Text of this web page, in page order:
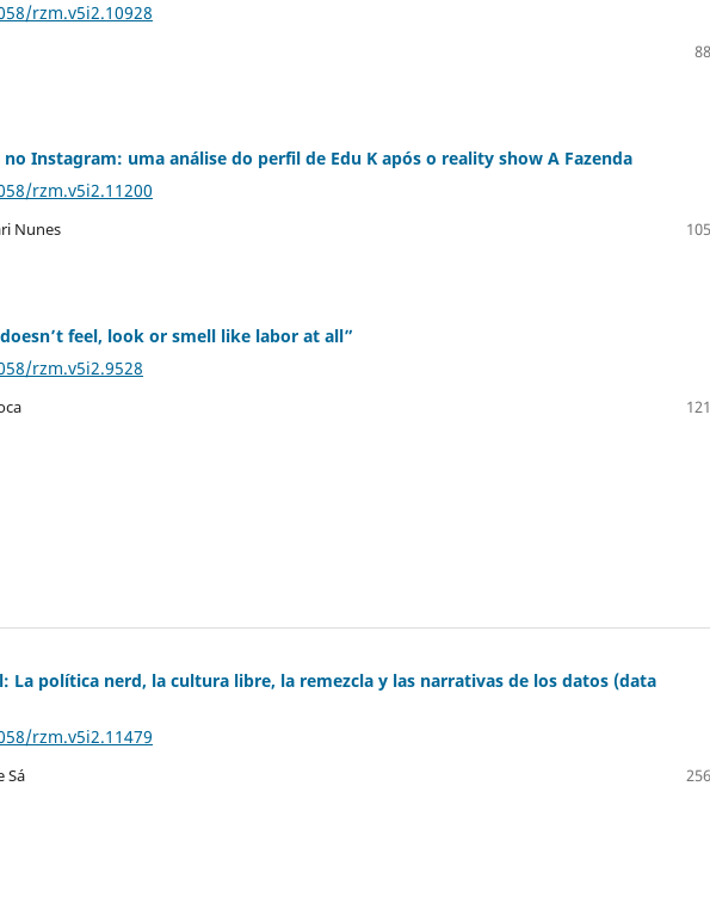
rzm.v5i2.10928
Instagram: uma análise do perfil de Edu K após o reality show A Fazenda
rzm.v5i2.11200
Nunes
feel, look or smell like labor at all”
rzm.v5i2.9528
La política nerd, la cultura libre, la remezcla y las narrativas de los datos (data
rzm.v5i2.11479
Sá